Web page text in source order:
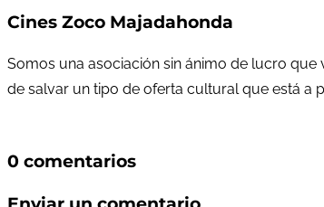
Cines Zoco Majadahonda
Somos una asociación sin ánimo de lucro
de salvar un tipo de oferta cultural que está a
0 comentarios